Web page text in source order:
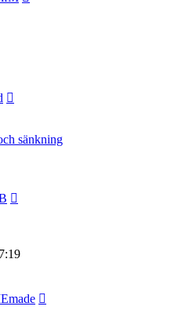
sänkning